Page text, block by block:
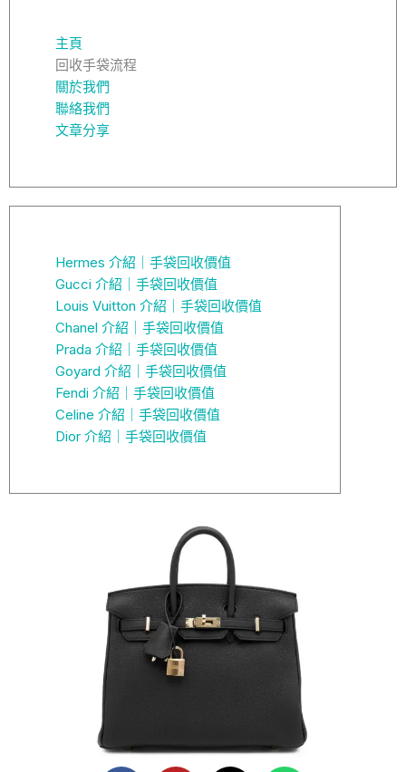
主頁
回收手袋流程
關於我們
聯絡我們
文章分享
Hermes 介紹｜手袋回收價值
Gucci 介紹｜手袋回收價值
Louis Vuitton 介紹｜手袋回收價值
Chanel 介紹｜手袋回收價值
Prada 介紹｜手袋回收價值
Goyard 介紹｜手袋回收價值
Fendi 介紹｜手袋回收價值
Celine 介紹｜手袋回收價值
Dior 介紹｜手袋回收價值